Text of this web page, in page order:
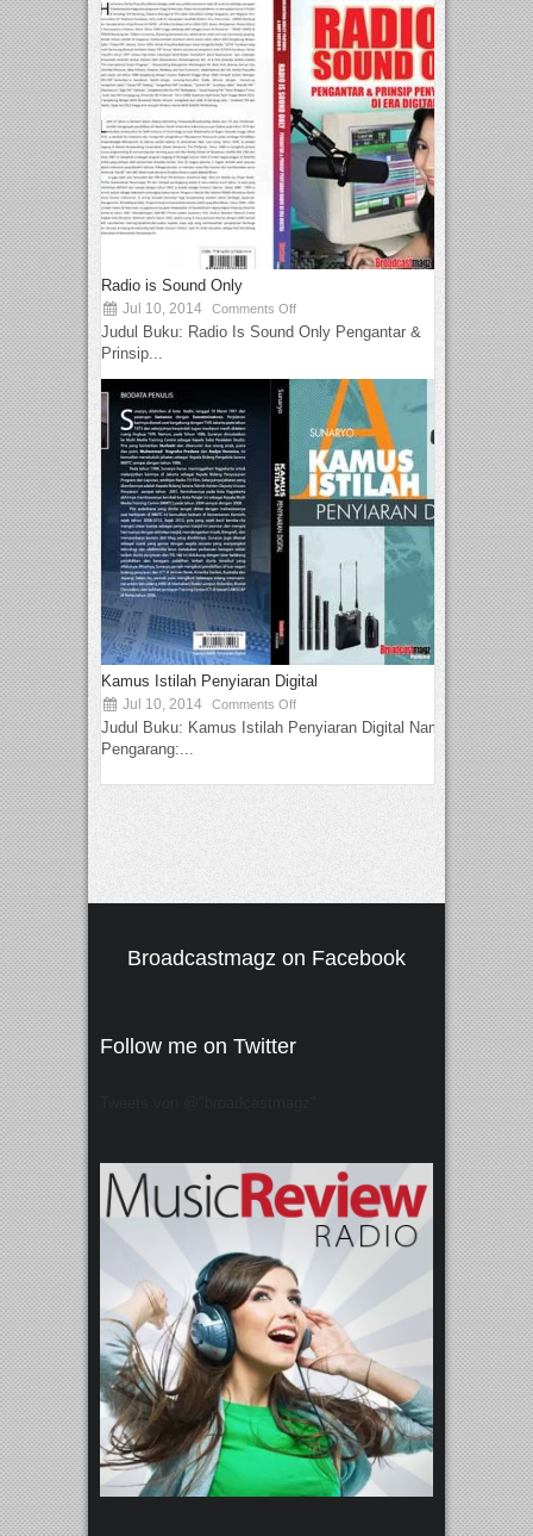
Radio is Sound Only
Jul 10, 2014 Comments Off
Judul Buku: Radio Is Sound Only Pengantar &
Prinsip...
Kamus Istilah Penyiaran Digital
Jul 10, 2014 Comments Off
Judul Buku: Kamus Istilah Penyiaran Digital Nama
Pengarang:...
Broadcastmagz on Facebook
Follow me on Twitter